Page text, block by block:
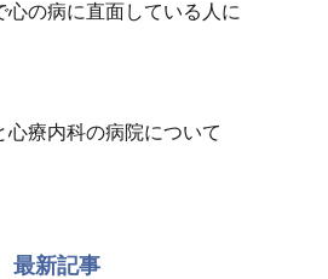
心の病に直面している人に
心療内科の病院について
最新記事